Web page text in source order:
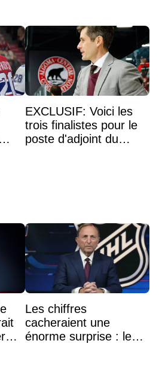
EXCLUSIF: Voici les
trois finalistes pour le
poste d'adjoint du
Les chiffres
cacheraient une
énorme surprise : le